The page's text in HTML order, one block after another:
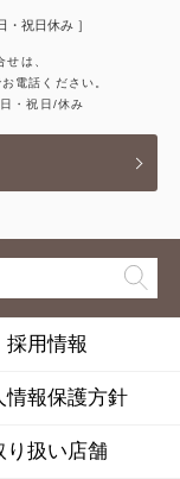
・祝日休み ］
は、
お電話ください。
・祝日/休み
採用情報
情報保護方針
り扱い店舗